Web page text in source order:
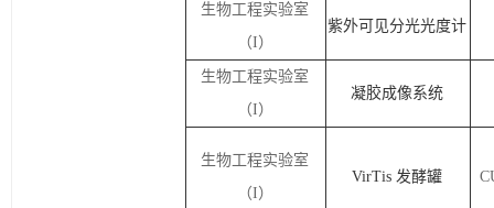
生物工程实验室
（I）
紫外可见分光光度计
生物工程实验室
（I）
凝胶成像系统
生物工程实验室
（I）
VirTis 发酵罐